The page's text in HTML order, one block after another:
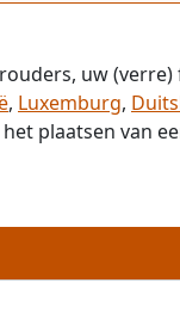
uw
, Luxemburg,
plaatsen van